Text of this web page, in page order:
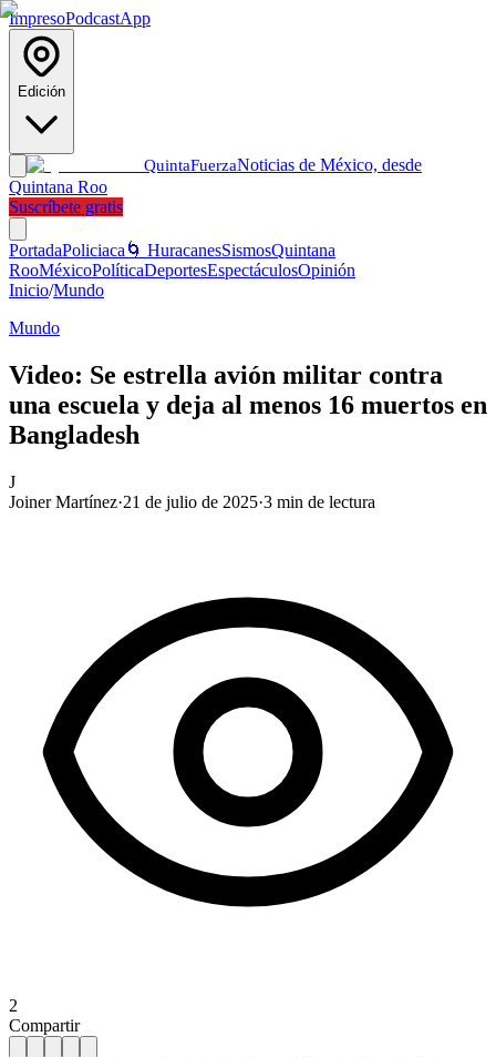
ImpresoPodcastApp
Edición
QuintaFuerzaNoticias de México, desde
Quintana Roo
Suscríbete gratis
PortadaPoliciaca 🌀 HuracanesSismosQuintana
RooMéxicoPolíticaDeportesEspectáculosOpinión
Inicio/Mundo
Mundo
Video: Se estrella avión militar contra
una escuela y deja al menos 16 muertos en
Bangladesh
J
Joiner Martínez·21 de julio de 2025·3 min de lectura
2
Compartir